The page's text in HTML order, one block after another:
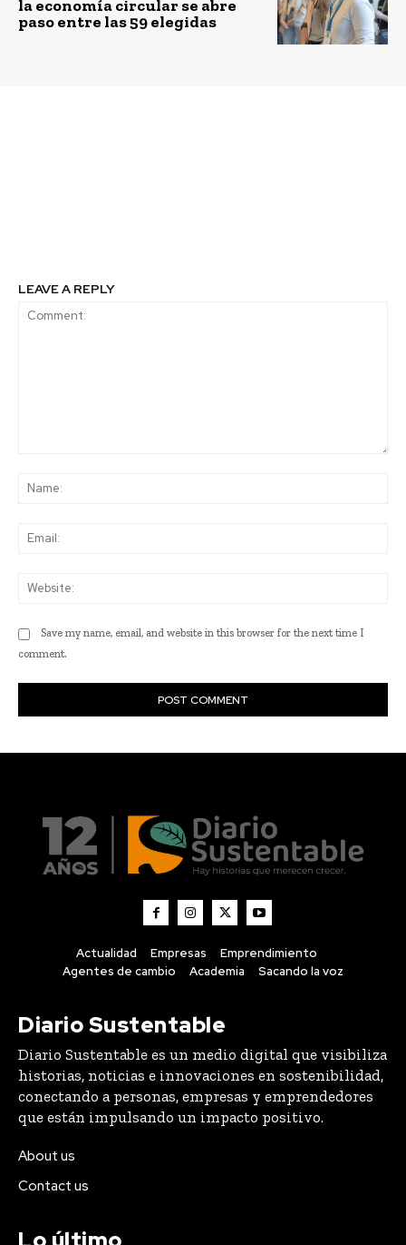
Actualidad Empresas
Emprendimiento
Agentes de cambio
Academia Sacando la voz
Diario Sustentable
Diario Sustentable es un medio digital que visibiliza
historias, noticias e innovaciones en sostenibilidad,
conectando a personas, empresas y emprendedores
que están impulsando un impacto positivo.
About us
Contact us